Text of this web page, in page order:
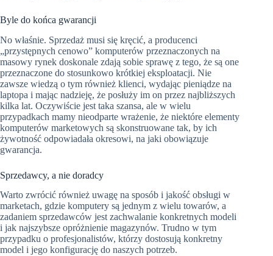
Byle do końca gwarancji
No właśnie. Sprzedaż musi się kręcić, a producenci
„przystępnych cenowo” komputerów przeznaczonych na
masowy rynek doskonale zdają sobie sprawę z tego, że są one
przeznaczone do stosunkowo krótkiej eksploatacji. Nie
zawsze wiedzą o tym również klienci, wydając pieniądze na
laptopa i mając nadzieję, że posłuży im on przez najbliższych
kilka lat. Oczywiście jest taka szansa, ale w wielu
przypadkach mamy nieodparte wrażenie, że niektóre elementy
komputerów marketowych są skonstruowane tak, by ich
żywotność odpowiadała okresowi, na jaki obowiązuje
gwarancja.
Sprzedawcy, a nie doradcy
Warto zwrócić również uwagę na sposób i jakość obsługi w
marketach, gdzie komputery są jednym z wielu towarów, a
zadaniem sprzedawców jest zachwalanie konkretnych modeli
i jak najszybsze opróżnienie magazynów. Trudno w tym
przypadku o profesjonalistów, którzy dostosują konkretny
model i jego konfigurację do naszych potrzeb.